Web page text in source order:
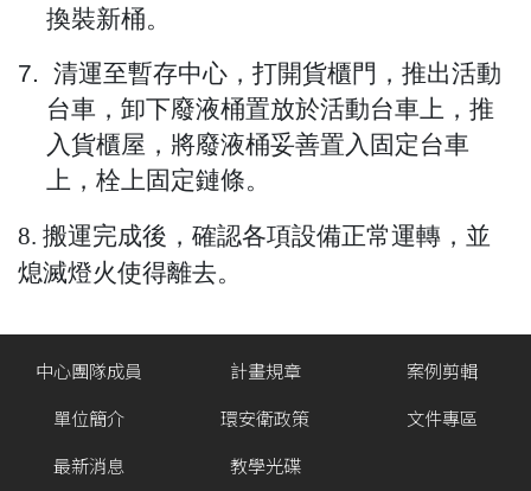
換裝新桶。
7. 清運至暫存中心，打開貨櫃門，推出活動
台車，卸下廢液桶置放於活動台車上，推
入貨櫃屋，將廢液桶妥善置入固定台車
上，栓上固定鏈條。
8. 搬運完成後，確認各項設備正常運轉，並
熄滅燈火使得離去。
中心團隊成員
單位簡介
最新消息
計畫規章
環安衛政策
教學光碟
案例剪輯
文件專區